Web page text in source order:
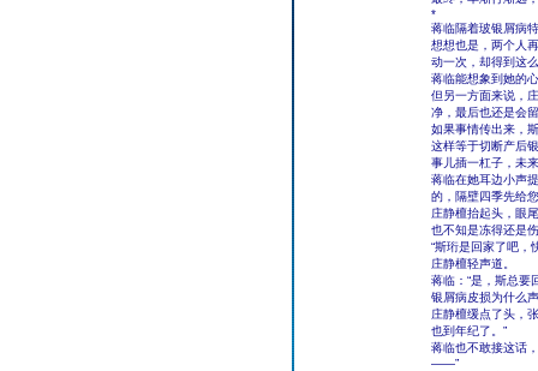
*
蒋临隔着玻银屑病
想想也是，两个人
动一次，却得到这
蒋临能想象到她的
但另一方面来说，
净，最后也还是会
如果事情传出来，
这样等于切断产后
事儿插一杠子，未
蒋临在她耳边小声
的，隔壁四季先给
庄静檀抬起头，眼
也不知是冻得还是
“斯珩是回家了吧，
庄静檀轻声道。
蒋临：“是，斯总
银屑病皮损为什么
庄静檀缓点了头，
也到年纪了。”
蒋临也不敢接这话
――”